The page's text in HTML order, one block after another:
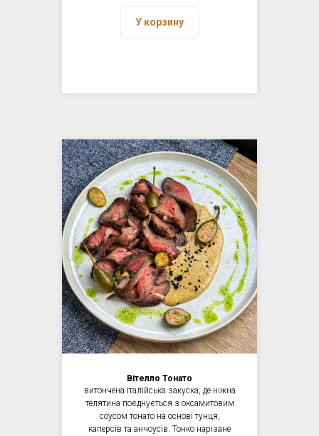
У корзину
Вітелло Тонато
витончена італійська закуска, де ніжна
телятина поєднується з оксамитовим
соусом тонато на основі тунця,
каперсів та анчоусів. Тонко нарізане